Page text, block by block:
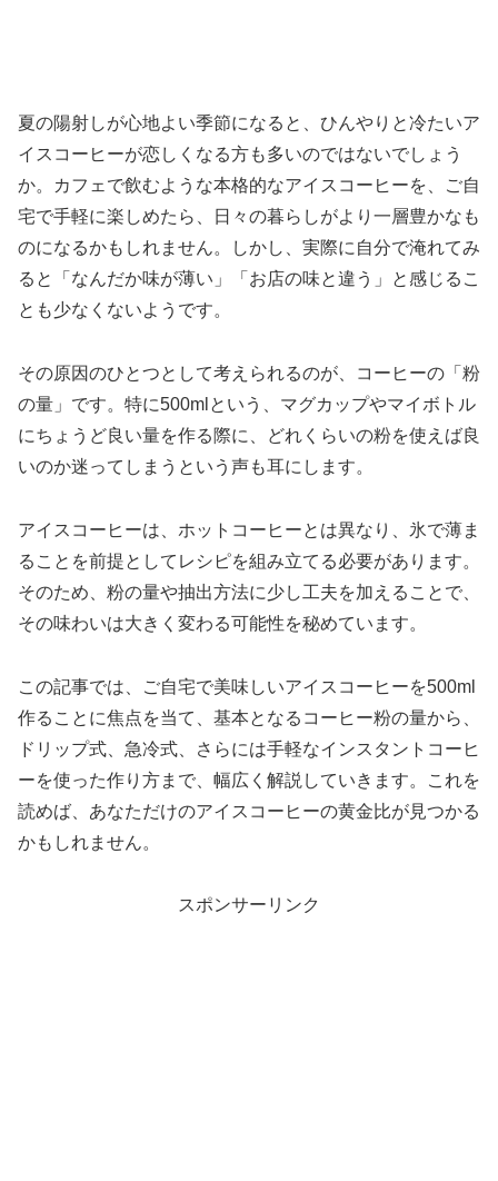
夏の陽射しが心地よい季節になると、ひんやりと冷たいア
イスコーヒーが恋しくなる方も多いのではないでしょう
か。カフェで飲むような本格的なアイスコーヒーを、ご自
宅で手軽に楽しめたら、日々の暮らしがより一層豊かなも
のになるかもしれません。しかし、実際に自分で淹れてみ
ると「なんだか味が薄い」「お店の味と違う」と感じるこ
とも少なくないようです。
その原因のひとつとして考えられるのが、コーヒーの「粉
の量」です。特に500mlという、マグカップやマイボトル
にちょうど良い量を作る際に、どれくらいの粉を使えば良
いのか迷ってしまうという声も耳にします。
アイスコーヒーは、ホットコーヒーとは異なり、氷で薄ま
ることを前提としてレシピを組み立てる必要があります。
そのため、粉の量や抽出方法に少し工夫を加えることで、
その味わいは大きく変わる可能性を秘めています。
この記事では、ご自宅で美味しいアイスコーヒーを500ml
作ることに焦点を当て、基本となるコーヒー粉の量から、
ドリップ式、急冷式、さらには手軽なインスタントコーヒ
ーを使った作り方まで、幅広く解説していきます。これを
読めば、あなただけのアイスコーヒーの黄金比が見つかる
かもしれません。
スポンサーリンク